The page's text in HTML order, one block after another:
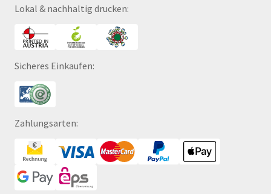
Lokal & nachhaltig drucken:
Sicheres Einkaufen:
Zahlungsarten: